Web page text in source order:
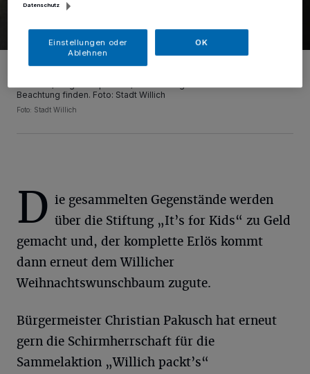
Die Neersener Claudia Rommel-Kratzmann und Rainer Kratzmann
Beachtung finden. Foto: Stadt Willich
Foto: Stadt Willich
D ie gesammelten Gegenstände werden
über die Stiftung „It’s for Kids“ zu Geld
gemacht und, der komplette Erlös kommt
dann erneut dem Willicher
Weihnachtswunschbaum zugute.
Bürgermeister Christian Pakusch hat erneut
gern die Schirmherrschaft für die
Sammelaktion „Willich packt’s“
Datenschutz
Einstellungen oder
Ablehnen
OK